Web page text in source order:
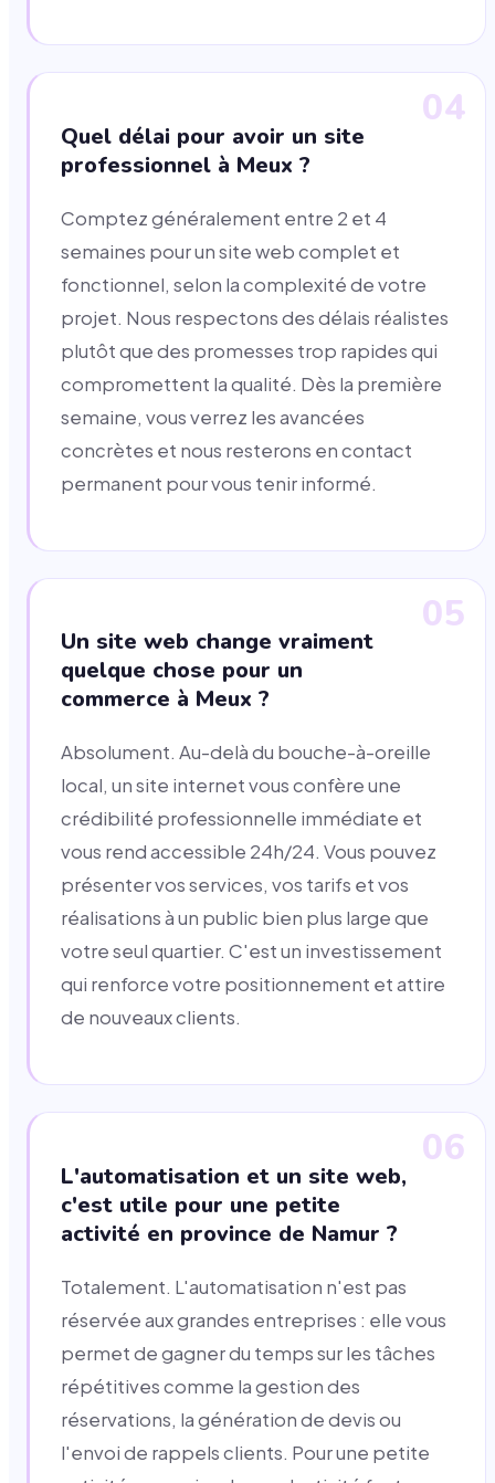
04
Quel délai pour avoir un site
professionnel à Meux ?
Comptez généralement entre 2 et 4
semaines pour un site web complet et
fonctionnel, selon la complexité de votre
projet. Nous respectons des délais réalistes
plutôt que des promesses trop rapides qui
compromettent la qualité. Dès la première
semaine, vous verrez les avancées
concrètes et nous resterons en contact
permanent pour vous tenir informé.
05
Un site web change vraiment
quelque chose pour un
commerce à Meux ?
Absolument. Au-delà du bouche-à-oreille
local, un site internet vous confère une
crédibilité professionnelle immédiate et
vous rend accessible 24h/24. Vous pouvez
présenter vos services, vos tarifs et vos
réalisations à un public bien plus large que
votre seul quartier. C'est un investissement
qui renforce votre positionnement et attire
de nouveaux clients.
06
L'automatisation et un site web,
c'est utile pour une petite
activité en province de Namur ?
Totalement. L'automatisation n'est pas
réservée aux grandes entreprises : elle vous
permet de gagner du temps sur les tâches
répétitives comme la gestion des
réservations, la génération de devis ou
l'envoi de rappels clients. Pour une petite